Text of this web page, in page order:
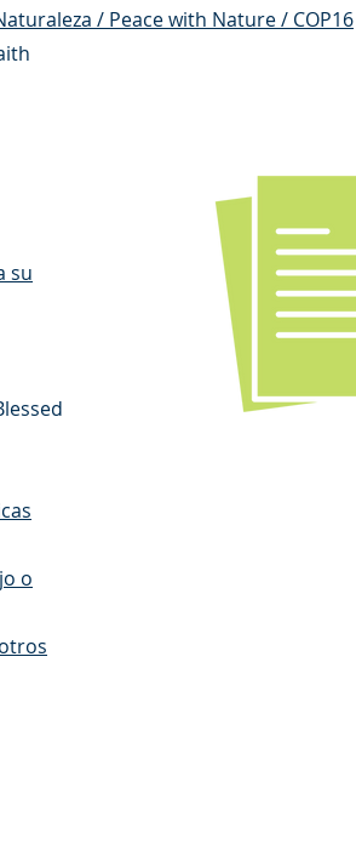
/ Peace with Nature / COP16
su
o